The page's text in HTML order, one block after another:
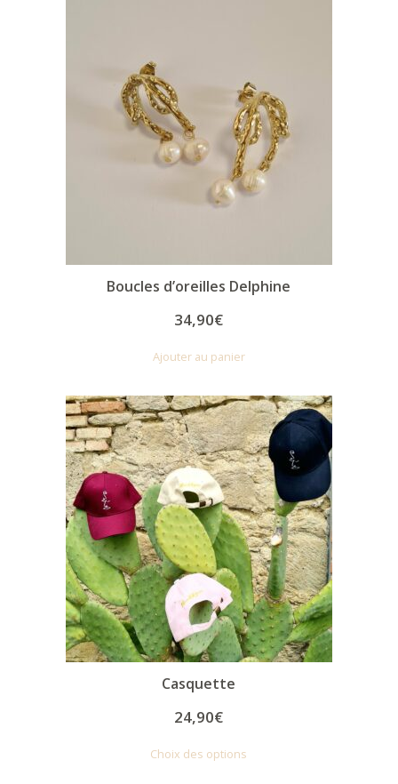
Boucles d’oreilles Delphine
34,90€
Ajouter au panier
Casquette
24,90€
Choix des options